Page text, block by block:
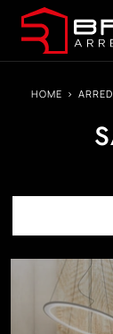
HOME >